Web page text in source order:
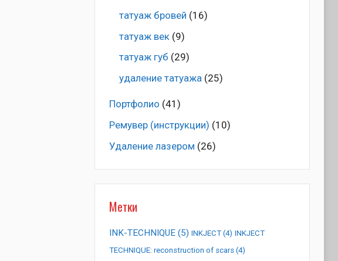
татуаж бровей (16)
татуаж век(9)
татуаж губ (29)
удаление татуажа(25)
Портфолио (41)
Ремувер (инструкции) (10)
Удаление лазером (26)
Метки
INK-TECHNIQUE(5) INKJECT(4) INKJECT
TECHNIQUE: reconstruction of scars(4)